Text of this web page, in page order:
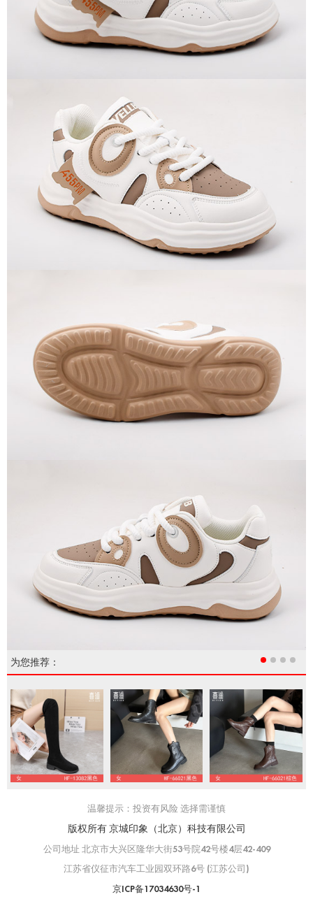
为您推荐：
温馨提示：投资有风险 选择需谨慎
版权所有 京城印象（北京）科技有限公司
公司地址 北京市大兴区隆华大街53号院42号楼4层42-409
江苏省仪征市汽车工业园双环路6号 (江苏公司)
京ICP备17034630号-1